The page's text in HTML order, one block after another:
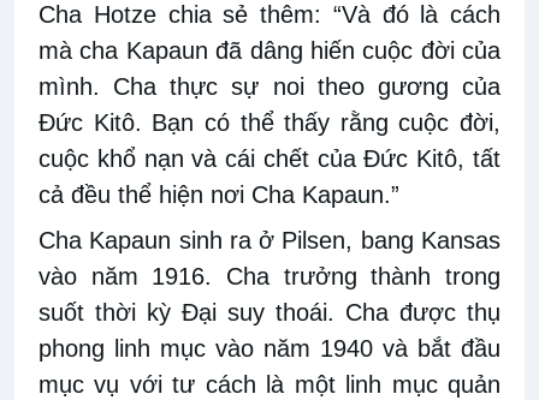
Cha Hotze chia sẻ thêm: “Và đó là cách
mà cha Kapaun đã dâng hiến cuộc đời của
mình. Cha thực sự noi theo gương của
Đức Kitô. Bạn có thể thấy rằng cuộc đời,
cuộc khổ nạn và cái chết của Đức Kitô, tất
cả đều thể hiện nơi Cha Kapaun.”
Cha Kapaun sinh ra ở Pilsen, bang Kansas
vào năm 1916. Cha trưởng thành trong
suốt thời kỳ Đại suy thoái. Cha được thụ
phong linh mục vào năm 1940 và bắt đầu
mục vụ với tư cách là một linh mục quản